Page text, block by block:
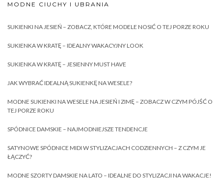
MODNE CIUCHY I UBRANIA
SUKIENKI NA JESIEŃ – ZOBACZ, KTÓRE MODELE NOSIĆ O TEJ PORZE ROKU
SUKIENKA W KRATĘ – IDEALNY WAKACYJNY LOOK
SUKIENKA W KRATĘ – JESIENNY MUST HAVE
JAK WYBRAĆ IDEALNĄ SUKIENKĘ NA WESELE?
MODNE SUKIENKI NA WESELE NA JESIEŃ I ZIMĘ – ZOBACZ W CZYM PÓJŚĆ O
TEJ PORZE ROKU
SPÓDNICE DAMSKIE – NAJMODNIEJSZE TENDENCJE
SATYNOWE SPÓDNICE MIDI W STYLIZACJACH CODZIENNYCH – Z CZYM JE
ŁĄCZYĆ?
MODNE SZORTY DAMSKIE NA LATO – IDEALNE DO STYLIZACJI NA WAKACJE!